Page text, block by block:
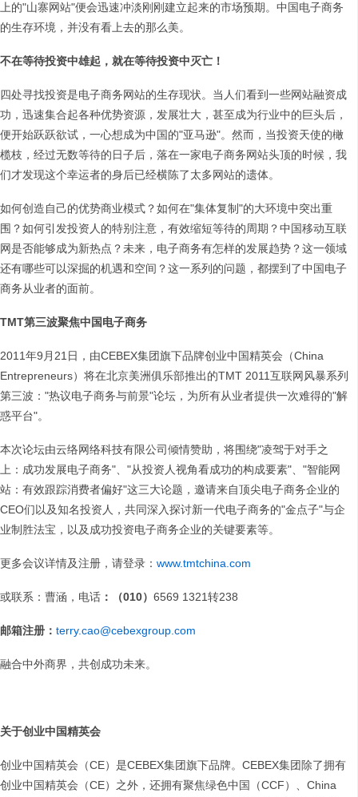
上的"山寨网站"便会迅速冲淡刚刚建立起来的市场预期。中国电子商务
的生存环境，并没有看上去的那么美。
不在等待投资中雄起，就在等待投资中灭亡！
四处寻找投资是电子商务网站的生存现状。当人们看到一些网站融资成
功，迅速集合起各种优势资源，发展壮大，甚至成为行业中的巨头后，
便开始跃跃欲试，一心想成为中国的"亚马逊"。然而，当投资天使的橄
榄枝，经过无数等待的日子后，落在一家电子商务网站头顶的时候，我
们才发现这个幸运者的身后已经横陈了太多网站的遗体。
如何创造自己的优势商业模式？如何在"集体复制"的大环境中突出重
围？如何引发投资人的特别注意，有效缩短等待的周期？中国移动互联
网是否能够成为新热点？未来，电子商务有怎样的发展趋势？这一领域
还有哪些可以深掘的机遇和空间？这一系列的问题，都摆到了中国电子
商务从业者的面前。
TMT第三波聚焦中国电子商务
2011年9月21日，由CEBEX集团旗下品牌创业中国精英会（China
Entrepreneurs）将在北京美洲俱乐部推出的TMT 2011互联网风暴系列
第三波："热议电子商务与前景"论坛，为所有从业者提供一次难得的"解
惑平台"。
本次论坛由云络网络科技有限公司倾情赞助，将围绕"凌驾于对手之
上：成功发展电子商务"、"从投资人视角看成功的构成要素"、"智能网
站：有效跟踪消费者偏好"这三大论题，邀请来自顶尖电子商务企业的
CEO们以及知名投资人，共同深入探讨新一代电子商务的"金点子"与企
业制胜法宝，以及成功投资电子商务企业的关键要素等。
更多会议详情及注册，请登录： www.tmtchina.com
或联系：曹涵，电话 ：（010） 6569 1321转238
邮箱注册： terry.cao@cebexgroup.com
融合中外商界，共创成功未来。
关于创业中国精英会
创业中国精英会（CE）是CEBEX集团旗下品牌。CEBEX集团除了拥有
创业中国精英会（CE）之外，还拥有聚焦绿色中国（CCF）、China